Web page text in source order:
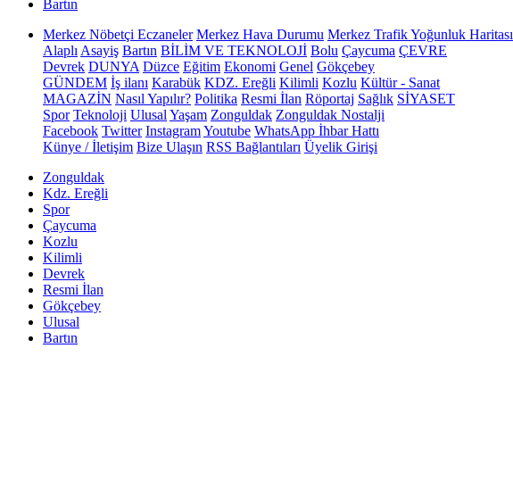
Bartın
Merkez Nöbetçi Eczaneler Merkez Hava Durumu Merkez Trafik Yoğunluk Haritası
Alaplı Asayiş Bartın BİLİM VE TEKNOLOJİ Bolu Çaycuma ÇEVRE
Devrek DUNYA Düzce Eğitim Ekonomi Genel Gökçebey
GÜNDEM İş ilanı Karabük KDZ. Ereğli Kilimli Kozlu Kültür - Sanat
MAGAZİN Nasıl Yapılır? Politika Resmi İlan Röportaj Sağlık SİYASET
Spor Teknoloji Ulusal Yaşam Zonguldak Zonguldak Nostalji
Facebook Twitter InstagramYoutube WhatsApp İhbar Hattı
Künye / İletişim Bize Ulaşın RSS Bağlantıları Üyelik Girişi
Zonguldak
Kdz. Ereğli
Spor
Çaycuma
Kozlu
Kilimli
Devrek
Resmi İlan
Gökçebey
Ulusal
Bartın